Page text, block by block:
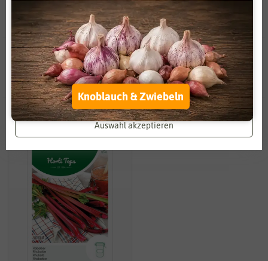
1 Ergebnissegefunden in Rhabarbersamen
Externe Medien Funktional
Weitere Einstellungen
Alle akzeptieren
Alle ablehnen
Auswahl akzeptieren
Knoblauch & Zwiebeln